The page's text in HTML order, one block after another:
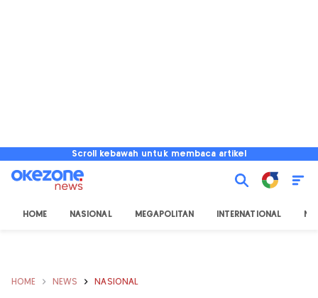
Scroll kebawah untuk membaca artikel
HOME NASIONAL MEGAPOLITAN INTERNATIONAL
HOME NEWS NASIONAL